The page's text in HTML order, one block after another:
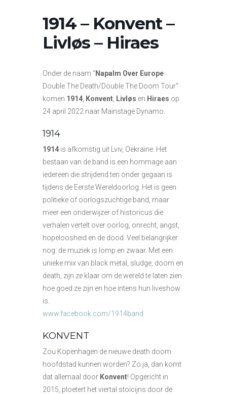
1914 – Konvent –
Livløs – Hiraes
Onder de naam “Napalm Over Europe:
Double The Death/Double The Doom Tour”
komen 1914 Konvent Livløs en Hiraes op
24 april 2022 naar Mainstage Dynamo.
1914
1914 is afkomstig uit Lviv, Oekraïne. Het
bestaan van de band is een hommage aan
iedereen die strijdend ten onder gegaan is
tijdens de Eerste Wereldoorlog. Het is geen
politieke of oorlogszuchtige band, maar
meer een onderwijzer of historicus die
verhalen vertelt over oorlog, onrecht, angst,
hopeloosheid en de dood. Veel belangrijker
nog: de muziek is lomp en zwaar. Met een
unieke mix van black metal, sludge, doom en
death, zijn ze klaar om de wereld te laten zien
hoe goed ze zijn en hoe intens hun liveshow
is.
www.facebook.com/1914band
KONVENT
Zou Kopenhagen de nieuwe death doom
hoofdstad kunnen worden? Zo ja, dan komt
dat allemaal door Konvent! Opgericht in
2015, ploetert het viertal stoïcijns door de